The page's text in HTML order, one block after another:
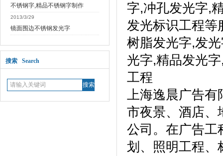
不锈钢字,精品不锈钢字制作
2013/3/29
镜面围边不锈钢发光字
搜索 Search
字,冲孔发光字,
发光标识工程等
树脂发光字,发
光字,精品发光
工程
上海逸晨广告有
市夜景、酒店、
公司。在广告工
划、照明工程、